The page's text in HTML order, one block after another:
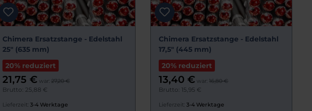
Chimera Ersatzstange - Edelstahl
25" (635 mm)
20% reduziert
21,75 € war: 27,20 €
Brutto: 25,88 €
Lieferzeit: 3-4 Werktage
Chimera Ersatzstange - Edelstahl
17,5" (445 mm)
20% reduziert
13,40 € war: 16,80 €
Brutto: 15,95 €
Lieferzeit: 3-4 Werktage